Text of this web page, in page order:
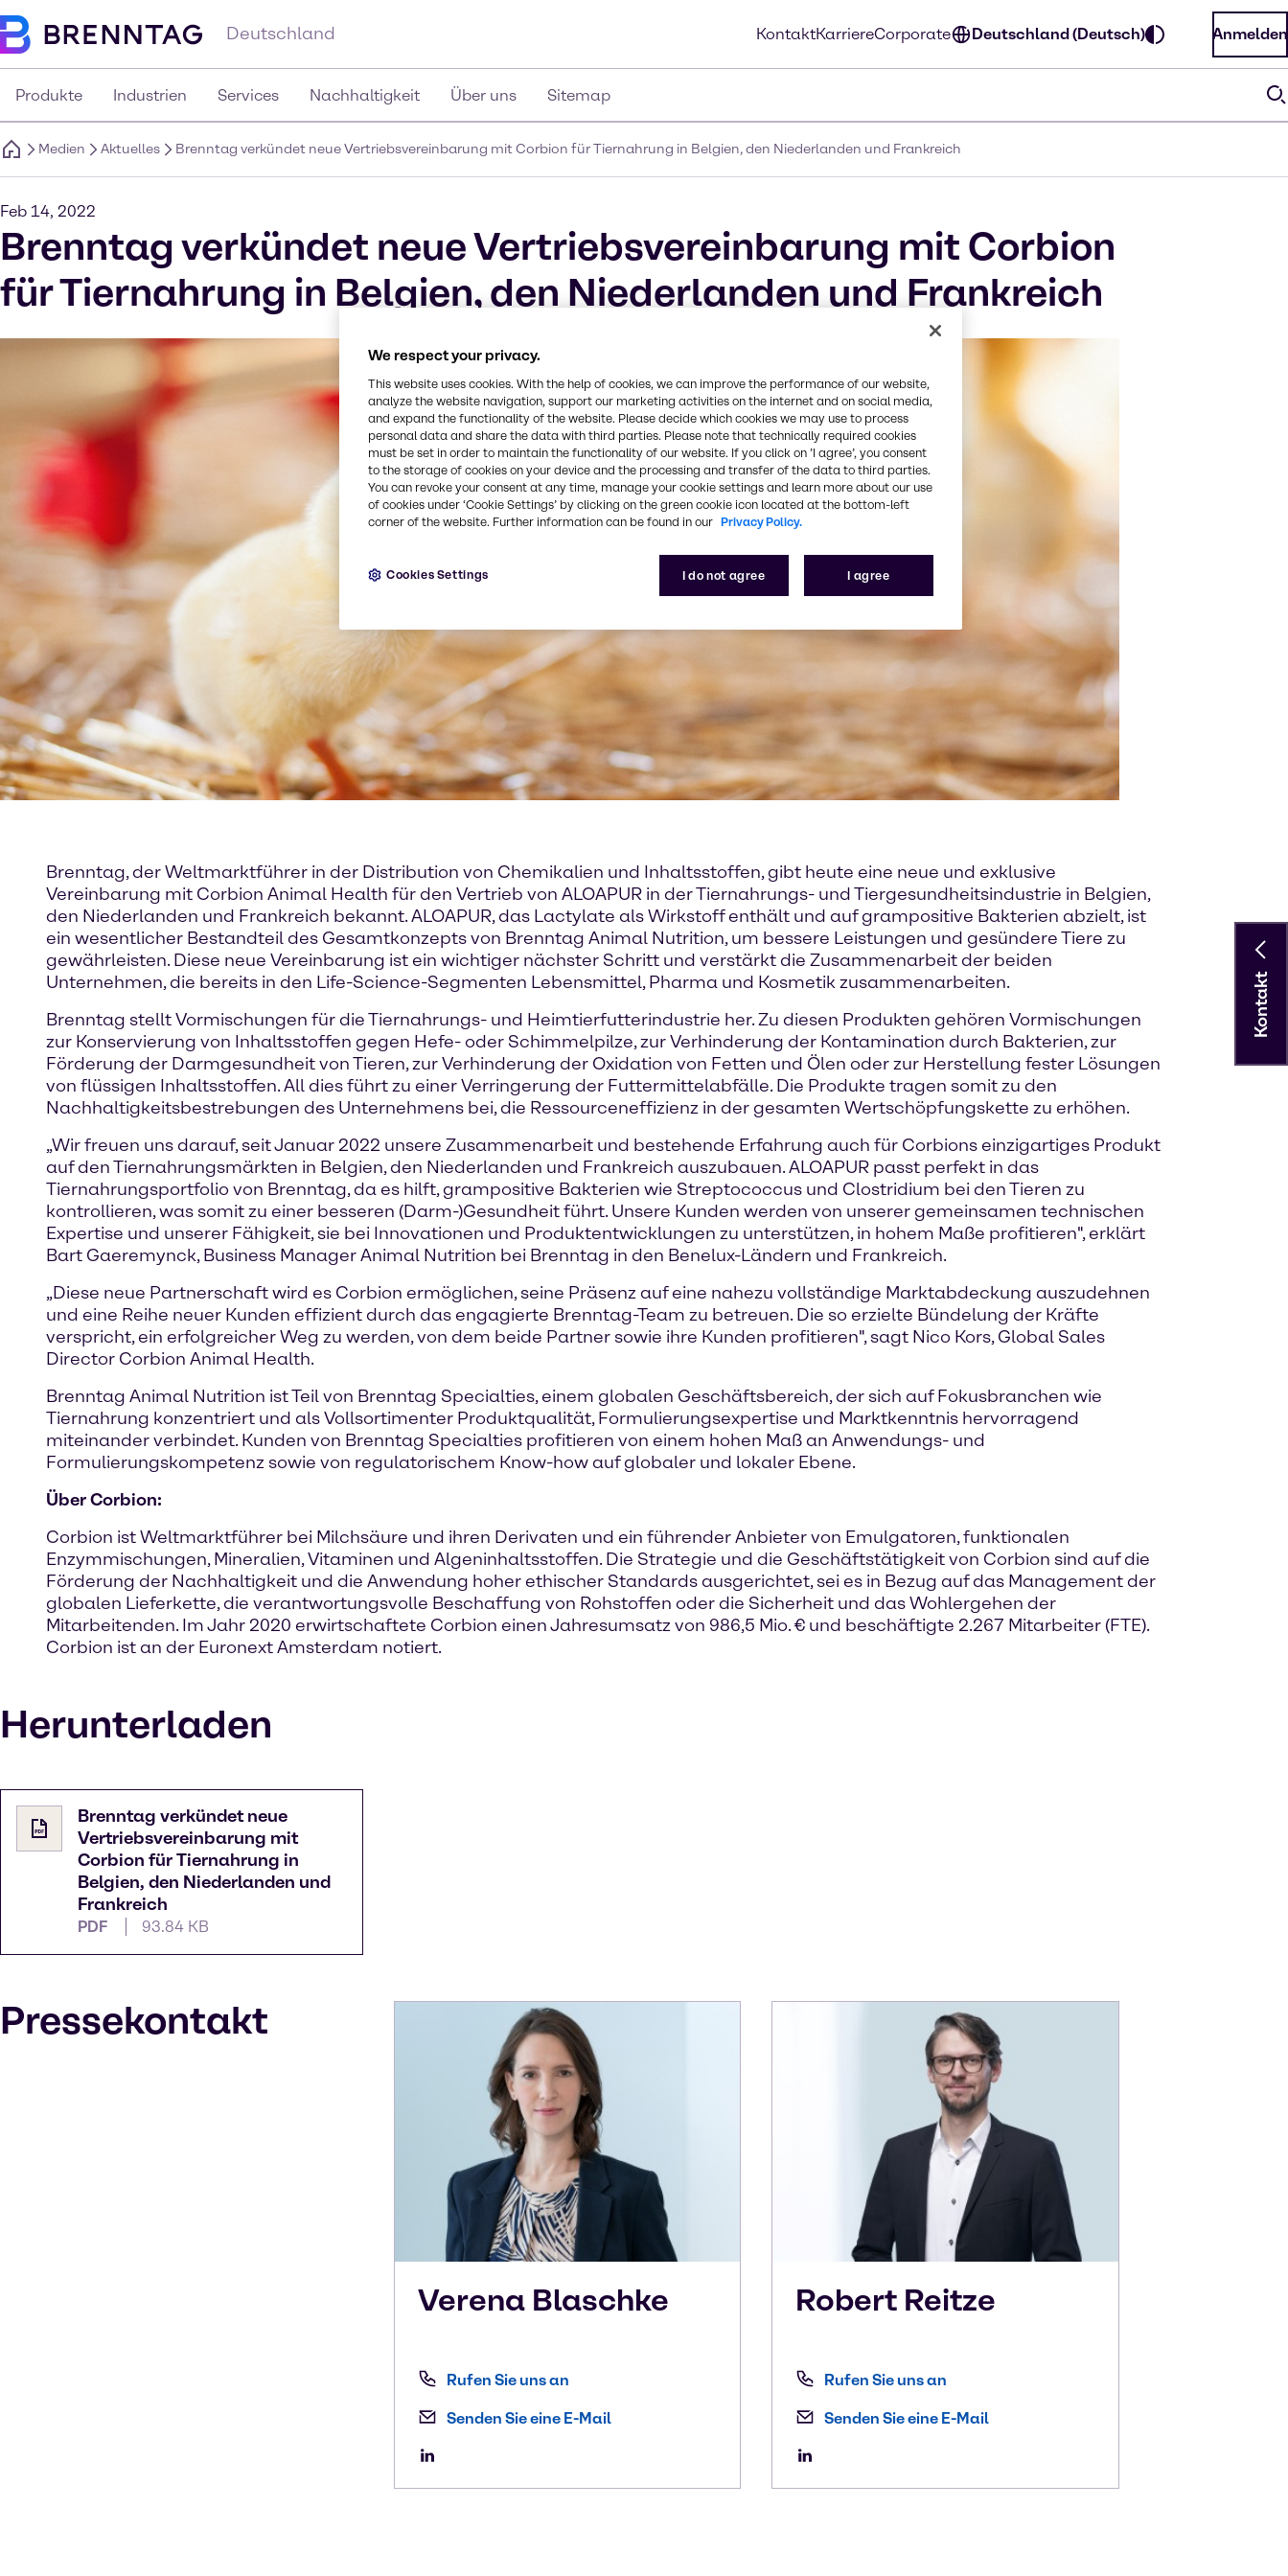
Deutschland KontaktKarriereCorporate Deutschland (Deutsch) Anmelden
Produkte Industrien Services Nachhaltigkeit Über uns Sitemap
Medien Aktuelles Brenntag verkündet neue Vertriebsvereinbarung mit Corbion für Tiernahrung in Belgien, den Niederlanden und Frankreich
Feb 14, 2022
Brenntag verkündet neue Vertriebsvereinbarung mit Corbion
für Tiernahrung in Belgien, den Niederlanden und Frankreich
Brenntag, der Weltmarktführer in der Distribution von Chemikalien und Inhaltsstoffen, gibt heute eine neue und exklusive
Vereinbarung mit Corbion Animal Health für den Vertrieb von ALOAPUR in der Tiernahrungs- und Tiergesundheitsindustrie in Belgien,
den Niederlanden und Frankreich bekannt. ALOAPUR, das Lactylate als Wirkstoff enthält und auf grampositive Bakterien abzielt, ist
ein wesentlicher Bestandteil des Gesamtkonzepts von Brenntag Animal Nutrition, um bessere Leistungen und gesündere Tiere zu
gewährleisten. Diese neue Vereinbarung ist ein wichtiger nächster Schritt und verstärkt die Zusammenarbeit der beiden
Unternehmen, die bereits in den Life-Science-Segmenten Lebensmittel, Pharma und Kosmetik zusammenarbeiten.
Brenntag stellt Vormischungen für die Tiernahrungs- und Heimtierfutterindustrie her. Zu diesen Produkten gehören Vormischungen
zur Konservierung von Inhaltsstoffen gegen Hefe- oder Schimmelpilze, zur Verhinderung der Kontamination durch Bakterien, zur
Förderung der Darmgesundheit von Tieren, zur Verhinderung der Oxidation von Fetten und Ölen oder zur Herstellung fester Lösungen
von flüssigen Inhaltsstoffen. All dies führt zu einer Verringerung der Futtermittelabfälle. Die Produkte tragen somit zu den
Nachhaltigkeitsbestrebungen des Unternehmens bei, die Ressourceneffizienz in der gesamten Wertschöpfungskette zu erhöhen.
„Wir freuen uns darauf, seit Januar 2022 unsere Zusammenarbeit und bestehende Erfahrung auch für Corbions einzigartiges Produkt
auf den Tiernahrungsmärkten in Belgien, den Niederlanden und Frankreich auszubauen. ALOAPUR passt perfekt in das
Tiernahrungsportfolio von Brenntag, da es hilft, grampositive Bakterien wie Streptococcus und Clostridium bei den Tieren zu
kontrollieren, was somit zu einer besseren (Darm-)Gesundheit führt. Unsere Kunden werden von unserer gemeinsamen technischen
Expertise und unserer Fähigkeit, sie bei Innovationen und Produktentwicklungen zu unterstützen, in hohem Maße profitieren", erklärt
Bart Gaeremynck, Business Manager Animal Nutrition bei Brenntag in den Benelux-Ländern und Frankreich.
„Diese neue Partnerschaft wird es Corbion ermöglichen, seine Präsenz auf eine nahezu vollständige Marktabdeckung auszudehnen
und eine Reihe neuer Kunden effizient durch das engagierte Brenntag-Team zu betreuen. Die so erzielte Bündelung der Kräfte
verspricht, ein erfolgreicher Weg zu werden, von dem beide Partner sowie ihre Kunden profitieren", sagt Nico Kors, Global Sales
Director Corbion Animal Health.
Brenntag Animal Nutrition ist Teil von Brenntag Specialties, einem globalen Geschäftsbereich, der sich auf Fokusbranchen wie
Tiernahrung konzentriert und als Vollsortimenter Produktqualität, Formulierungsexpertise und Marktkenntnis hervorragend
miteinander verbindet. Kunden von Brenntag Specialties profitieren von einem hohen Maß an Anwendungs- und
Formulierungskompetenz sowie von regulatorischem Know-how auf globaler und lokaler Ebene.
Über Corbion:
Corbion ist Weltmarktführer bei Milchsäure und ihren Derivaten und ein führender Anbieter von Emulgatoren, funktionalen
Enzymmischungen, Mineralien, Vitaminen und Algeninhaltsstoffen. Die Strategie und die Geschäftstätigkeit von Corbion sind auf die
Förderung der Nachhaltigkeit und die Anwendung hoher ethischer Standards ausgerichtet, sei es in Bezug auf das Management der
globalen Lieferkette, die verantwortungsvolle Beschaffung von Rohstoffen oder die Sicherheit und das Wohlergehen der
Mitarbeitenden. Im Jahr 2020 erwirtschaftete Corbion einen Jahresumsatz von 986,5 Mio. € und beschäftigte 2.267 Mitarbeiter (FTE).
Corbion ist an der Euronext Amsterdam notiert.
Herunterladen
Brenntag verkündet neue
Vertriebsvereinbarung mit
Corbion für Tiernahrung in
Belgien, den Niederlanden und
Frankreich
PDF 93.84 KB
Pressekontakt
Verena Blaschke
Rufen Sie uns an
Senden Sie eine E-Mail
Robert Reitze
Rufen Sie uns an
Senden Sie eine E-Mail
Kontakt
We respect your privacy.
This website uses cookies. With the help of cookies, we can improve the performance of our website,
analyze the website navigation, support our marketing activities on the internet and on social media,
and expand the functionality of the website. Please decide which cookies we may use to process
personal data and share the data with third parties. Please note that technically required cookies
must be set in order to maintain the functionality of our website. If you click on ’I agree’, you consent
to the storage of cookies on your device and the processing and transfer of the data to third parties.
You can revoke your consent at any time, manage your cookie settings and learn more about our use
of cookies under ‘Cookie Settings’ by clicking on the green cookie icon located at the bottom-left
corner of the website. Further information can be found in our Privacy Policy.
I do not agree I agree
Cookies Settings